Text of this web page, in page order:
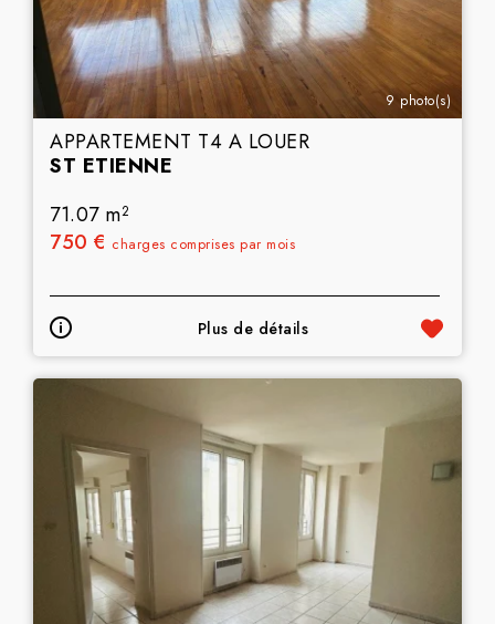
9 photo(s)
APPARTEMENT T4 A LOUER
ST ETIENNE
71.07 m2
750 € charges comprises par mois
Plus de détails